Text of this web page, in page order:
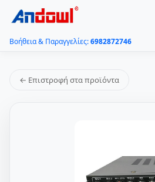
Βοήθεια & Παραγγελίες:6982872746
← Επιστροφή στα προϊόντα